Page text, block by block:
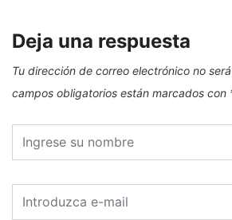
Deja una respuesta
Tu dirección de correo electrónico no
campos obligatorios están marcados con